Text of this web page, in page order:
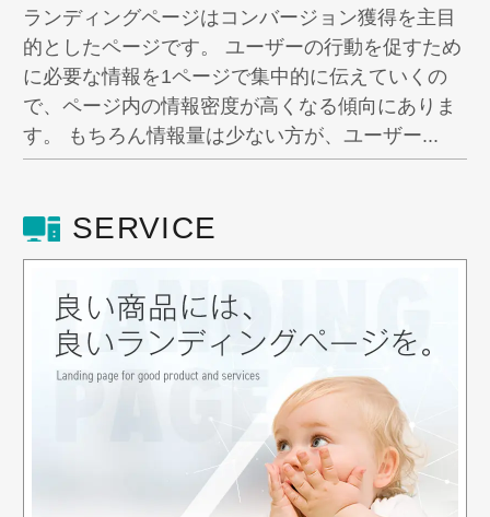
ランディングページはコンバージョン獲得を主目
的としたページです。 ユーザーの行動を促すため
に必要な情報を1ページで集中的に伝えていくの
で、ページ内の情報密度が高くなる傾向にありま
す。 もちろん情報量は少ない方が、ユーザー...
SERVICE